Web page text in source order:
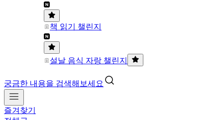
책 읽기 챌린지
설날 음식 자랑 챌린지
궁금한 내용을 검색해보세요
즐겨찾기